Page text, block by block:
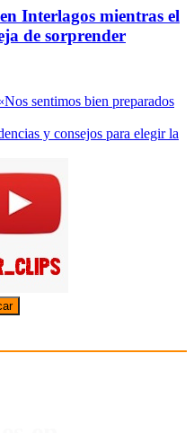
Interlagos mientras el
de sorprender
sentimos bien preparados
y consejos para elegir la